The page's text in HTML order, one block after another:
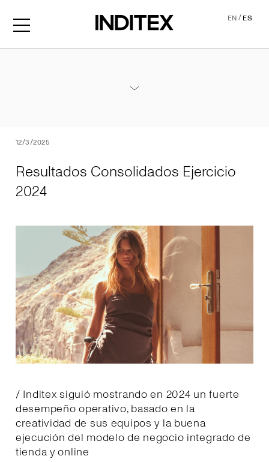
EN/ES
12/3/2025
Resultados Consolidados Ejercicio
2024
/ Inditex siguió mostrando en 2024 un fuerte
desempeño operativo, basado en la
creatividad de sus equipos y la buena
ejecución del modelo de negocio integrado de
tienda y online